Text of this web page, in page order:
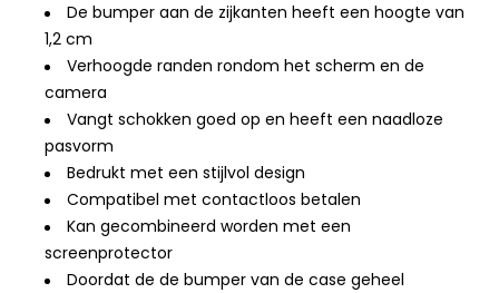
De bumper aan de zijkanten heeft een hoogte van
1,2 cm
Verhoogde randen rondom het scherm en de
camera
Vangt schokken goed op en heeft een naadloze
pasvorm
Bedrukt met een stijlvol design
Compatibel met contactloos betalen
Kan gecombineerd worden met een
screenprotector
Doordat de de bumper van de case geheel